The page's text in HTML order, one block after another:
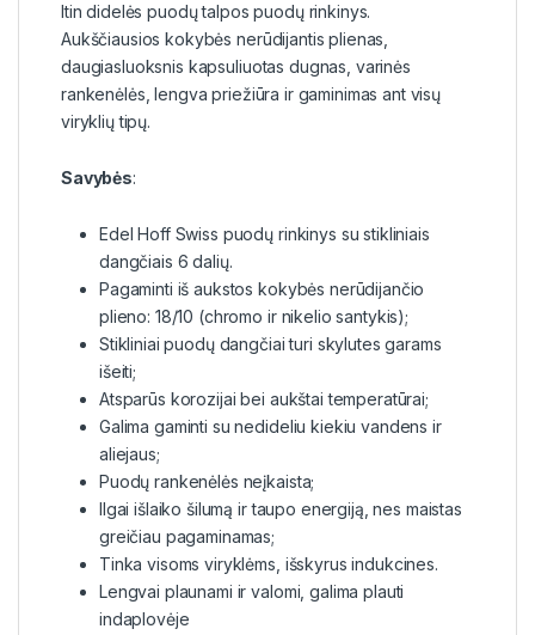
Itin didelės puodų talpos puodų rinkinys.
Aukščiausios kokybės nerūdijantis plienas,
daugiasluoksnis kapsuliuotas dugnas, varinės
rankenėlės, lengva priežiūra ir gaminimas ant visų
viryklių tipų.
Savybės:
Edel Hoff Swiss puodų rinkinys su stikliniais
dangčiais 6 dalių.
Pagaminti iš aukstos kokybės nerūdijančio
plieno: 18/10 (chromo ir nikelio santykis);
Stikliniai puodų dangčiai turi skylutes garams
išeiti;
Atsparūs korozijai bei aukštai temperatūrai;
Galima gaminti su nedideliu kiekiu vandens ir
aliejaus;
Puodų rankenėlės neįkaista;
Ilgai išlaiko šilumą ir taupo energiją, nes maistas
greičiau pagaminamas;
Tinka visoms viryklėms, išskyrus indukcines.
Lengvai plaunami ir valomi, galima plauti
indaplovėje